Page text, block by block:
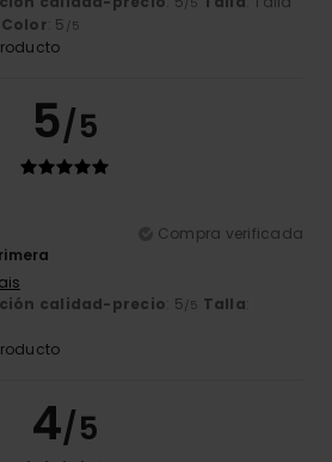
/5
Color: 5 /5
5/5
Compra verificada
calidad-precio: 5/5 Talla:
4/5